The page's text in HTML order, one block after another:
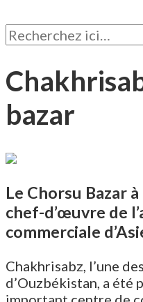
Rechercher:
bazar
Le Chorsu Bazar
chef-d’œuvre de
commerciale
Chakhrisabz, l’une
d’Ouzbékistan, a été